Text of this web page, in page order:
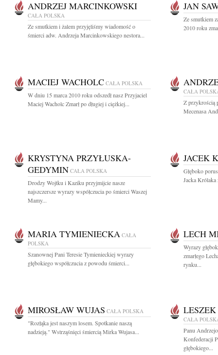
ANDRZEJ MARCINKOWSKI
CAŁA POLSKA
Ze smutkiem i żalem przyjęliśmy wiadomość o
śmierci adw. Andrzeja Marcinkowskiego nestora...
JAN
Ze smutkiem
2010 roku
MACIEJ WACHOLC CAŁA POLSKA
W dniu 15 marca 2010 roku odszedł nasz Przyjaciel
Maciej Wacholc Zmarł po długiej i ciężkiej...
CAŁA
Z przykrością
Mecenasa
KRYSTYNA PRZYŁUSKA-
GEDYMIN CAŁA POLSKA
Drodzy Wojtku i Kaziku przyjmijcie nasze
najszczersze wyrazy współczucia po śmierci Waszej
Mamy...
JACEK
Głęboko
Jacka
MARIA TYMIENIECKA CAŁA
POLSKA
Szanownej Pani Teresie Tymienieckiej wyrazy
głębokiego współczucia z powodu śmierci...
LECH
Wyrazy
zmarłego
rynku...
MIROSŁAW WUJAS CAŁA POLSKA
"Rozłąka jest naszym losem. Spotkanie naszą
nadzieją." Wstrząśnięci śmiercią Mirka Wujasa...
CAŁA
Panu
Konfederacji
głębokiego...